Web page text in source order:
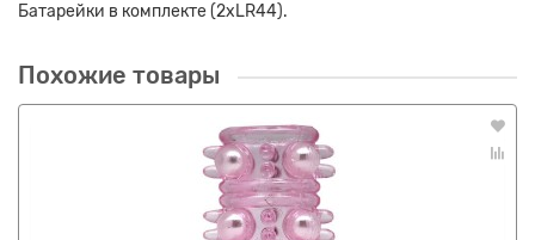
Батарейки в комплекте (2хLR44).
Похожие товары